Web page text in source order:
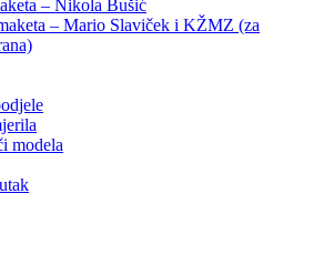
– Nikola Bušić
– Mario Slaviček i KŽMZ (za
modela